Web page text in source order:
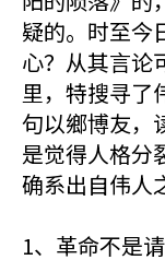
疑的。时至今
心？从其言论
里，特搜寻了
句以鄉博友，
是觉得人格分
确系出自伟人
1、革命不是